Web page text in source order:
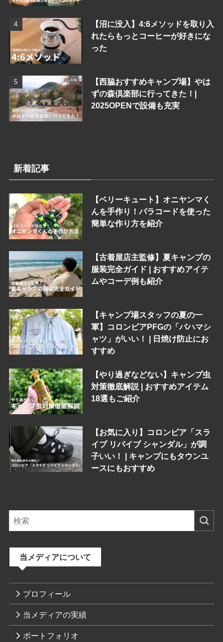
【沼に没入】4:6メソッドを取り入
れたらもっとコーヒーが好きにな
った
【西脇おすすめキャンプ場】やは
ずの森倶楽部に行ってきた！|
2025OPENで設備も充実
新着記事
【ベリーキュート】オニヤンマく
んを手作り！パラコードを使った
簡単な作り方を紹介
【古着屋店主監修】夏キャンプの
服装完全ガイド | おすすめアイテ
ムやコーデ例も紹介
【キャンプ場スタッフの夏の一
軍】コロンビアPFGの「バハマシ
ャツ」がいい！ | 日焼け防止にお
すすめ
【やり過ぎなどない】キャンプ虫
対策徹底解説 | おすすめアイテム
18選もご紹介
【お気に入り】コロンビア「スラ
イブ リバイブ シャンダル」が調
子いい！ | キャンプにもタウンユ
ースにもおすすめ
当メディアについて
プロフィール
当メディアの実績
ポートフォリオ